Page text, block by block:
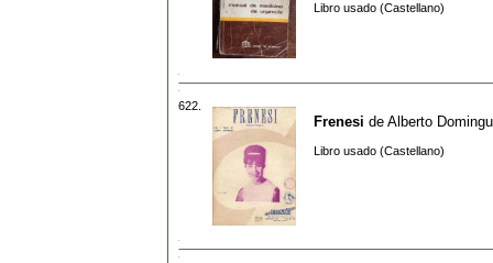
Libro usado (Castellano)
622.
Frenesi de Alberto
Libro usado (Castellano)